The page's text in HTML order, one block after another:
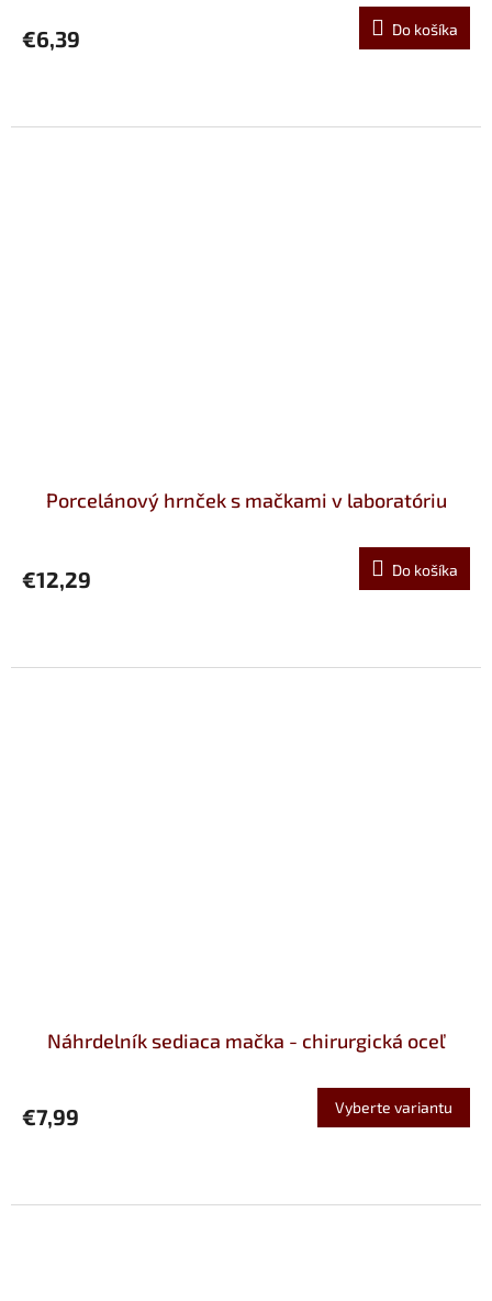
€6,39 Do košíka
Porcelánový hrnček s mačkami v laboratóriu
€12,29 Do košíka
Náhrdelník sediaca mačka - chirurgická oceľ
€7,99 Vyberte variantu